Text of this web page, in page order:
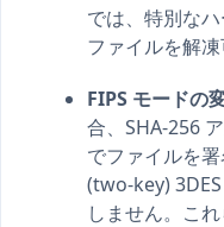
では、特別な
ファイルを解凍
FIPS モードの
合、SHA-256
でファイルを
(two-key)
しません。こ